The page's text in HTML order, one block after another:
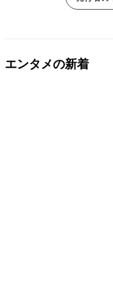
エンタメの新着